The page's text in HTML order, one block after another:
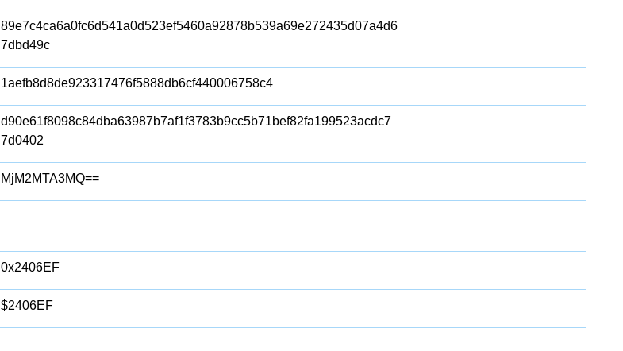
89e7c4ca6a0fc6d541a0d523ef5460a92878b539a69e272435d07a4d6
7dbd49c
1aefb8d8de923317476f5888db6cf440006758c4
d90e61f8098c84dba63987b7af1f3783b9cc5b71bef82fa199523acdc7
7d0402
MjM2MTA3MQ==
0x2406EF
$2406EF